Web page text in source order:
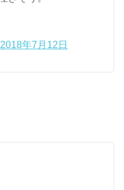
2018年7月12日